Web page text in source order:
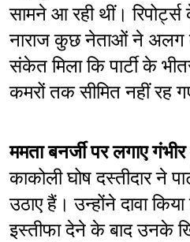
सामने आ रही थीं। रिपोर्ट्स
नाराज कुछ नेताओं ने
संकेत मिला कि पार्टी के
कमरों तक सीमित नहीं रह
ममता बनर्जी पर लगाए
काकोली घोष दस्तीदार ने
उठाए हैं। उन्होंने दावा
इस्तीफा देने के बाद उनके